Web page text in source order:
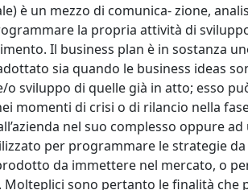
è un mezzo di comunica- zione,
la propria attività di
Il business plan è in sostanza
sia quando le business ideas
sviluppo di quelle già in atto; esso
momenti di crisi o di rilancio nella
nel suo complesso oppure
per programmare le strategie
da immettere nel mercato, o
sono pertanto le finalità che